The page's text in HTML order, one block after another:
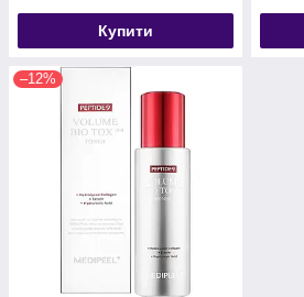
Купити
–12%